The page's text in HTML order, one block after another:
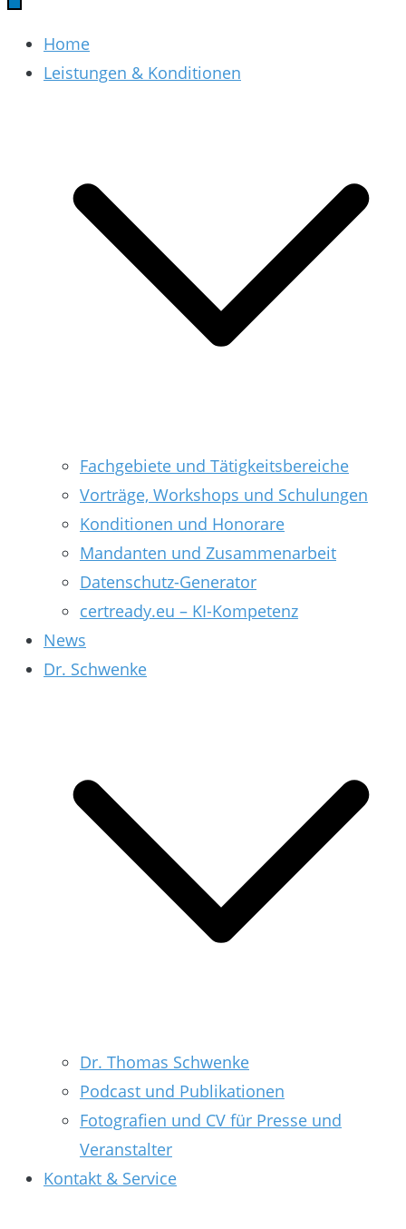
Home
Leistungen & Konditionen
Fachgebiete und Tätigkeitsbereiche
Vorträge, Workshops und Schulungen
Konditionen und Honorare
Mandanten und Zusammenarbeit
Datenschutz-Generator
certready.eu – KI-Kompetenz
News
Dr. Schwenke
Dr. Thomas Schwenke
Podcast und Publikationen
Fotografien und CV für Presse und
Veranstalter
Kontakt & Service